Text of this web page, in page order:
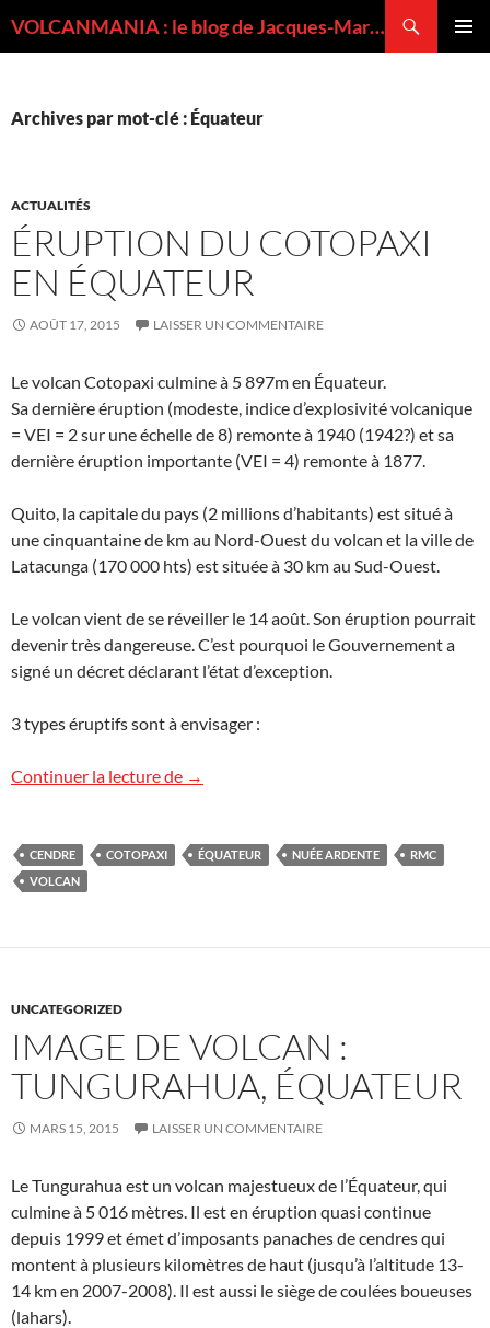
VOLCANMANIA : le blog de Jacques-Marie BARDINTZEFF, volcanologue
Archives par mot-clé : Équateur
ACTUALITÉS
ÉRUPTION DU COTOPAXI
EN ÉQUATEUR
AOÛT 17, 2015 LAISSER UN COMMENTAIRE
Le volcan Cotopaxi culmine à 5 897m en Équateur.
Sa dernière éruption (modeste, indice d’explosivité volcanique
= VEI = 2 sur une échelle de 8) remonte à 1940 (1942?) et sa
dernière éruption importante (VEI = 4) remonte à 1877.
Quito, la capitale du pays (2 millions d’habitants) est situé à
une cinquantaine de km au Nord-Ouest du volcan et la ville de
Latacunga (170 000 hts) est située à 30 km au Sud-Ouest.
Le volcan vient de se réveiller le 14 août. Son éruption pourrait
devenir très dangereuse. C’est pourquoi le Gouvernement a
signé un décret déclarant l’état d’exception.
3 types éruptifs sont à envisager :
Continuer la lecture de Éruption du Cotopaxi en Équateur
→
CENDRE COTOPAXI ÉQUATEUR NUÉE ARDENTE
RMC
VOLCAN
UNCATEGORIZED
IMAGE DE VOLCAN :
TUNGURAHUA, ÉQUATEUR
MARS 15, 2015 LAISSER UN COMMENTAIRE
Le Tungurahua est un volcan majestueux de l’Équateur, qui
culmine à 5 016 mètres. Il est en éruption quasi continue
depuis 1999 et émet d’imposants panaches de cendres qui
montent à plusieurs kilomètres de haut (jusqu’à l’altitude 13-
14 km en 2007-2008). Il est aussi le siège de coulées boueuses
(lahars).